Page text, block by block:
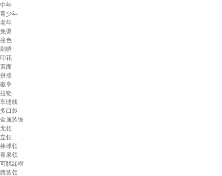
中年
青少年
老年
免烫
撞色
刺绣
印花
素面
拼接
徽章
拉链
车缝线
多口袋
金属装饰
无领
立领
棒球领
青果领
可脱卸帽
西装领